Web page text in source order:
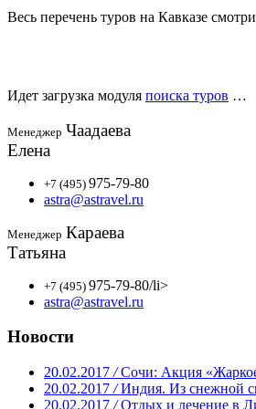
Весь перечень туров на Кавказе
Идет загрузка модуля поиска туров …
Менеджер Чаадаева
Елена
+7 (495) 975-79-80
astra@astravel.ru
Менеджер Караева
Татьяна
+7 (495) 975-79-80/li>
astra@astravel.ru
Новости
20.02.2017 / Сочи: Акция
20.02.2017 / Индия. Из снежной
20.02.2017 / Отдых и лечение в